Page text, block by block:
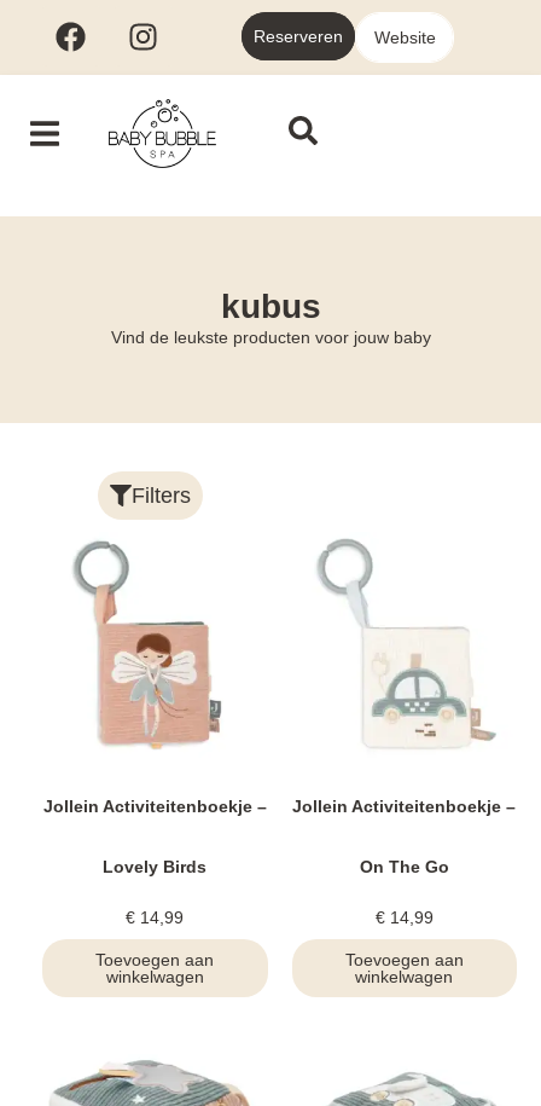
Reserveren Website
kubus
Vind de leukste producten voor jouw baby
Filters
Jollein Activiteitenboekje –
Lovely Birds
€ 14,99
Toevoegen aan
winkelwagen
Jollein Activiteitenboekje –
On The Go
€14,99
Toevoegen aan
winkelwagen